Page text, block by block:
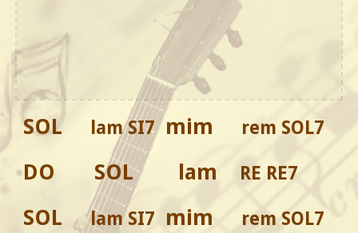
SOL lam SI7mim rem SOL7
DO SOL lam RE RE7
SOLlam SI7 mim rem SOL7